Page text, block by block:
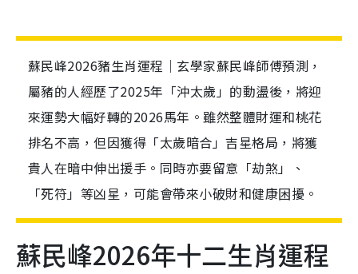
蘇民峰2026豬生肖運程｜玄學家蘇民峰師傅預測，
屬豬的人經歷了2025年「沖太歲」的動盪後，將迎
來運勢大幅好轉的2026馬年。雖然整體財運和桃花
排名不高，但因獲得「太歲暗合」吉星格局，將獲
貴人在暗中伸出援手。同時亦要留意「劫煞」、
「死符」等凶星，可能會帶來小破財和健康困擾。
蘇民峰2026年十二生肖運程